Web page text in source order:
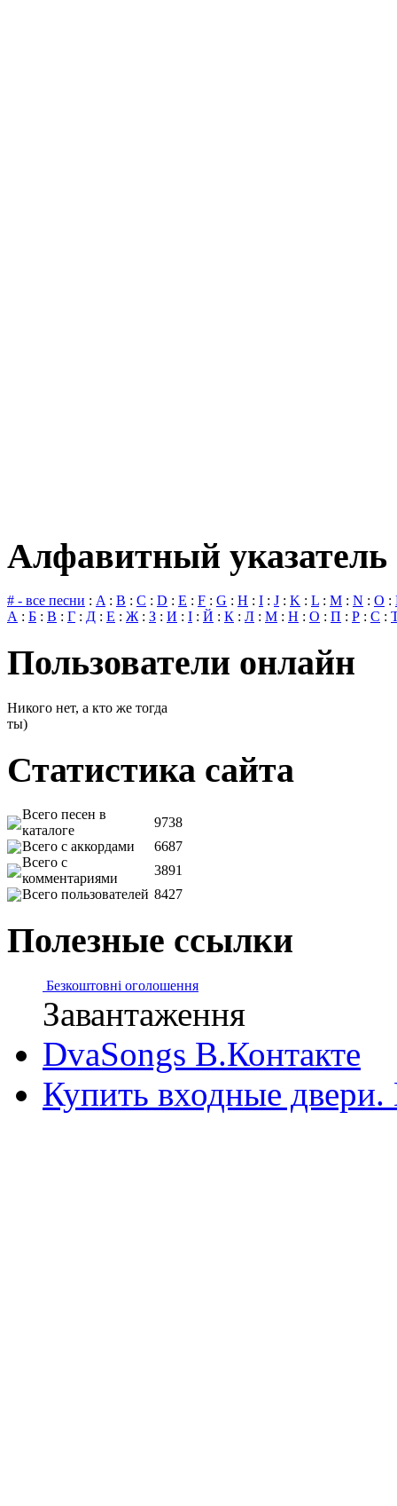
Алфавитный указатель
# - все песни : A: B : C : D : E : F : G : H : I : J : K : L : M : N : O :
А : Б : В : Г : Д : Е : Ж: З : И : І : Й : К : Л : М : Н : О : П : Р : С :
Пользователи онлайн
Никого нет, а кто же тогда
ты)
Статистика сайта
Всего песен в
каталоге
9738
Всего с аккордами
6687
Всего с
комментариями
3891
Всего пользователей 8427
Полезные ссылки
Безкоштовні оголошення
Завантаження
DvaSongs В.Контакте
Купить входные двери.